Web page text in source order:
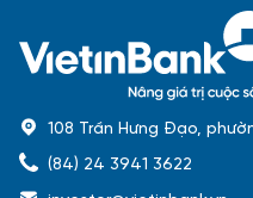
108 Trần Hưng Đạo,
(84) 24 3941 3622